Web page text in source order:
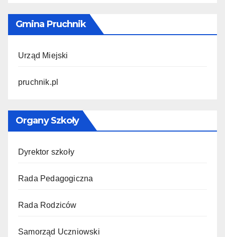
Gmina Pruchnik
Urząd Miejski
pruchnik.pl
Organy Szkoły
Dyrektor szkoły
Rada Pedagogiczna
Rada Rodziców
Samorząd Uczniowski